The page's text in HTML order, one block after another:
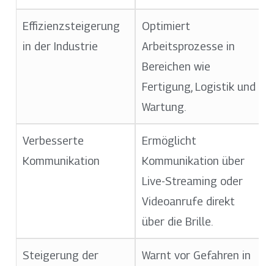
Effizienzsteigerung
in der Industrie
Optimiert
Arbeitsprozesse in
Bereichen wie
Fertigung, Logistik und
Wartung.
Verbesserte
Kommunikation
Ermöglicht
Kommunikation über
Live-Streaming oder
Videoanrufe direkt
über die Brille.
Steigerung der Warnt vor Gefahren in